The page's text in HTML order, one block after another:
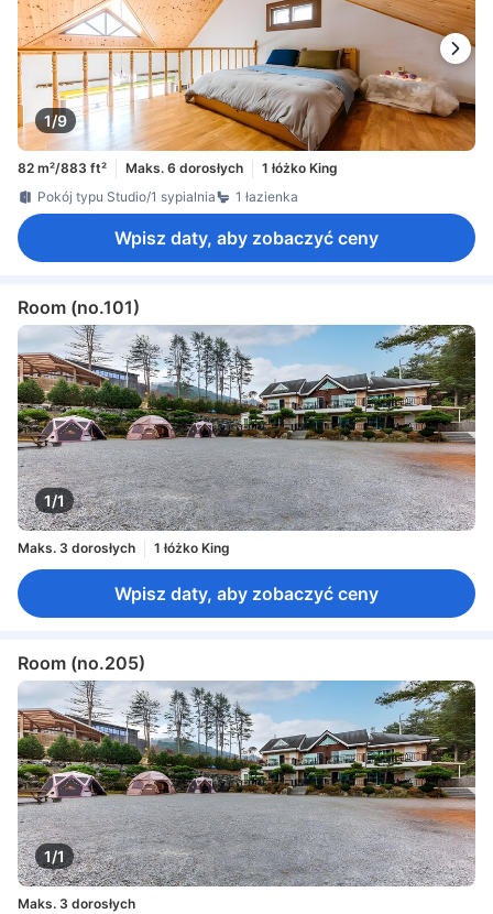
1/9
82 m²/883 ft² Maks. 6 dorosłych
1 łóżko King
Pokój typu Studio/1 sypialnia
1 łazienka
Wpisz daty, aby zobaczyć ceny
Room (no.101)
1/1
Maks. 3 dorosłych 1 łóżko King
Wpisz daty, aby zobaczyć ceny
Room (no.205)
1/1
Maks. 3 dorosłych